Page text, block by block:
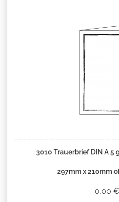
3010 Trauerbrief DIN A 5
297mm x 210mm
0,00